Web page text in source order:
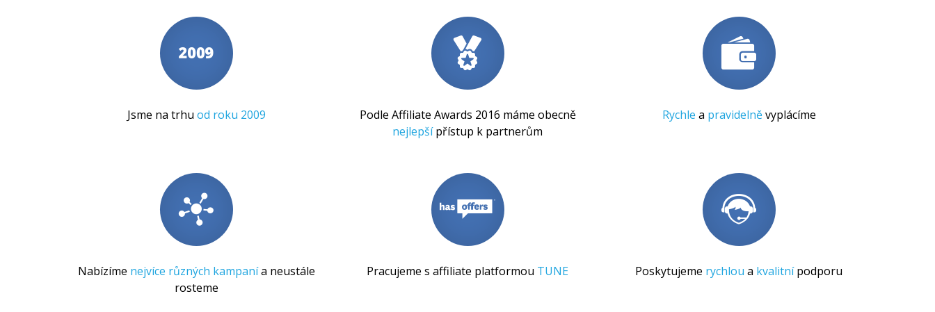
Jsme na trhu od roku 2009
Podle Affiliate Awards 2016 máme obecně
nejlepšípřístup k partnerům
Rychle a pravidelněvyplácíme
Nabízíme nejvíce různých kampanía neustále
rosteme
Pracujeme s affiliate platformou TUNE Poskytujeme rychlou a kvalitnípodporu